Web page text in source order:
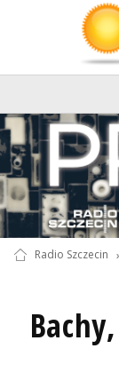
Radio Szczecin